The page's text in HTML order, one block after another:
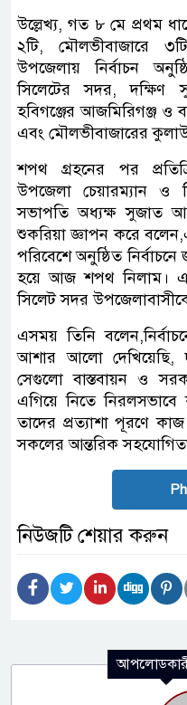
উল্লেখ্য, গত ৮ মে প্রথম
২টি, মৌলভীবাজারে
উপজেলায় নির্বাচন
সিলেটের সদর, দক্ষিণ
হবিগঞ্জের আজমিরিগঞ্জ ও
এবং মৌলভীবাজারের
শপথ গ্রহনের পর
উপজেলা চেয়ারম্যান ও
সভাপতি অধ্যক্ষ সুজাত
শুকরিয়া জ্ঞাপন করে
পরিবেশে অনুষ্ঠিত
হয়ে আজ শপথ নিলাম।
সিলেট সদর
এসময় তিনি
আশার আলো দেখিয়েছি,
সেগুলো বাস্তবায়ন ও
এগিয়ে নিতে
তাদের প্রত্যাশা পূরণে
সকলের আন্তরিক
নিউজটি শেয়ার করুন